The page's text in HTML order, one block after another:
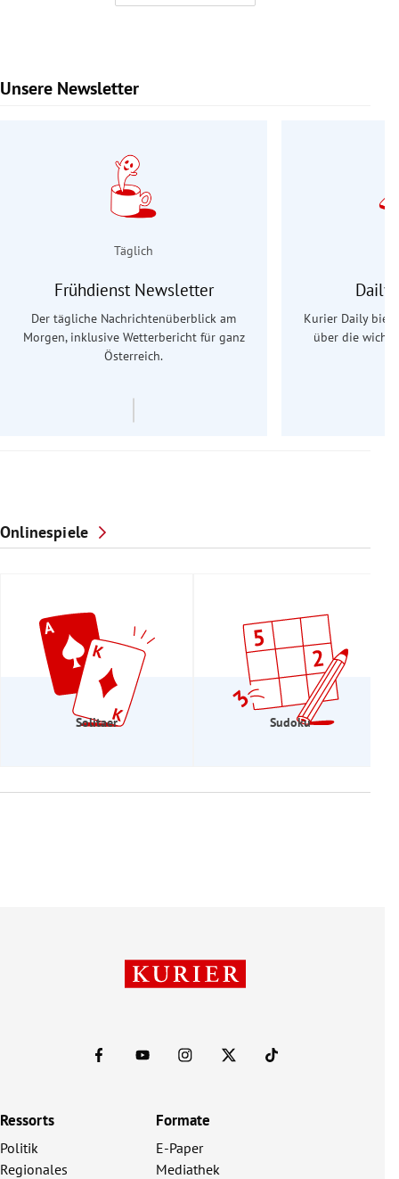
Unsere Newsletter
Slide 1 von 9
Täglich
Frühdienst Newsletter
Der tägliche Nachrichtenüberblick am
Morgen, inklusive Wetterbericht für ganz
Österreich.
Daily
Kurier Daily
über die
Onlinespiele
Solitaer Sudoku
Ressorts
Politik
Regionales
Formate
E-Paper
Mediathek